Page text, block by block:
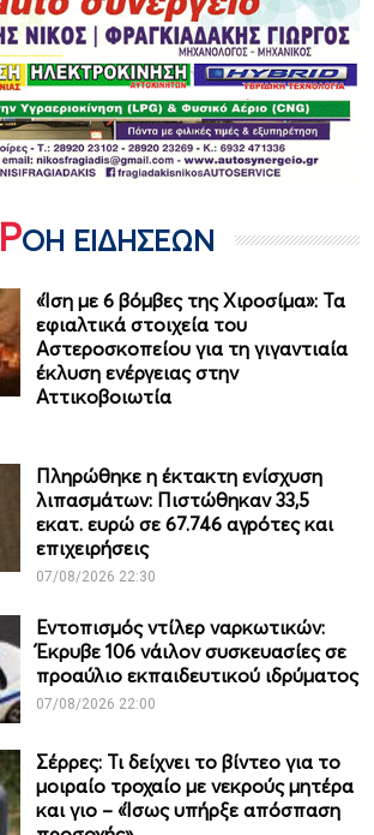
ΡΟΗ ΕΙΔΗΣΕΩΝ
«Ίση με 6 βόμβες της Χιροσίμα»: Τα
εφιαλτικά στοιχεία του
Αστεροσκοπείου για τη γιγαντιαία
έκλυση ενέργειας στην
Αττικοβοιωτία
Πληρώθηκε η έκτακτη ενίσχυση
λιπασμάτων: Πιστώθηκαν 33,5
εκατ. ευρώ σε 67.746 αγρότες και
επιχειρήσεις
07/08/2026 22:30
Εντοπισμός ντίλερ ναρκωτικών:
Έκρυβε 106 νάιλον συσκευασίες σε
προαύλιο εκπαιδευτικού ιδρύματος
07/08/2026 22:00
Σέρρες: Τι δείχνει το βίντεο για το
μοιραίο τροχαίο με νεκρούς μητέρα
και γιο – «Ίσως υπήρξε απόσπαση